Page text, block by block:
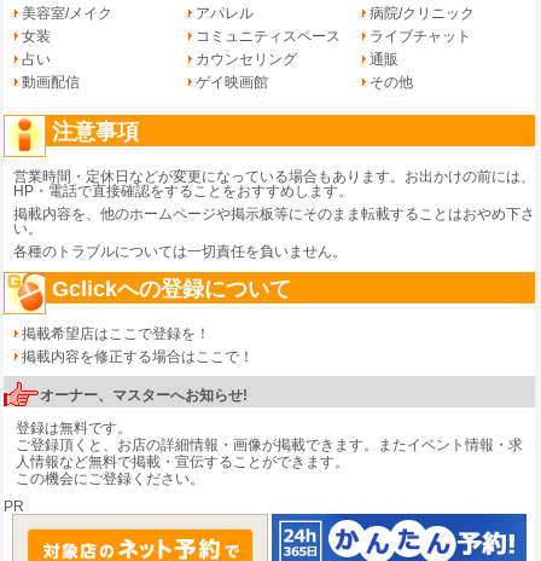
美容室/メイク
アパレル
病院/クリニック
女装
コミュニティスペース
ライブチャット
占い
カウンセリング
通販
動画配信
ゲイ映画館 その他
注意事項
営業時間・定休日などが変更になっている場合もあります。お出かけの前には、
HP・電話で直接確認をすることをおすすめします。
掲載内容を、他のホームページや掲示板等にそのまま転載することはおやめ下さ
い。
各種のトラブルについては一切責任を負いません。
Gclickへの登録について
掲載希望店はここで登録を！
掲載内容を修正する場合はここで！
オーナー、マスターへお知らせ!
登録は無料です。
ご登録頂くと、お店の詳細情報・画像が掲載できます。またイベント情報・求
人情報など無料で掲載・宣伝することができます。
この機会にご登録ください。
PR